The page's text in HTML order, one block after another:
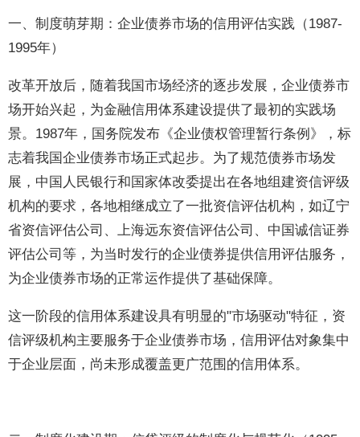
一、制度萌芽期：企业债券市场的信用评估实践（1987-
1995年）
改革开放后，随着我国市场经济的逐步发展，企业债券市
场开始兴起，为金融信用体系建设提供了最初的实践场
景。1987年，国务院发布《企业债权管理暂行条例》，标
志着我国企业债券市场正式起步。为了规范债券市场发
展，中国人民银行和国家体改委提出在各地组建资信评级
机构的要求，各地相继成立了一批资信评估机构，如辽宁
省资信评估公司、上海远东资信评估公司、中国诚信证券
评估公司等，为当时发行的企业债券提供信用评估服务，
为企业债券市场的正常运作提供了基础保障。
这一阶段的信用体系建设具有明显的"市场驱动"特征，资
信评级机构主要服务于企业债券市场，信用评估对象集中
于企业层面，尚未形成覆盖更广范围的信用体系。